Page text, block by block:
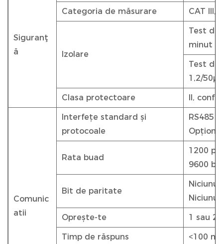
Siguranţ
ă
Categoria de măsurare CAT III,
Izolare
Test de
minut
Test de
1,2/
Clasa protectoare II,
Comunic
atii
Interfețe standard și
protocoale
RS485
Rata buad
1200
9600
Bit de paritate
Niciunul
Oprește-te 1 sau
Timp de răspuns <100 ms